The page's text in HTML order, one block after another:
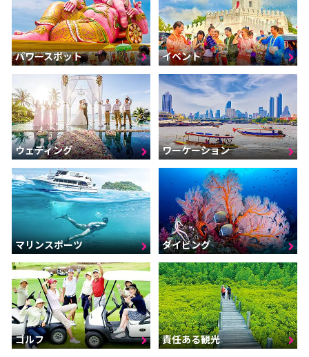
パワースポット イベント
ウェディング ワーケーション
マリンスポーツ ダイビング
ゴルフ 責任ある観光